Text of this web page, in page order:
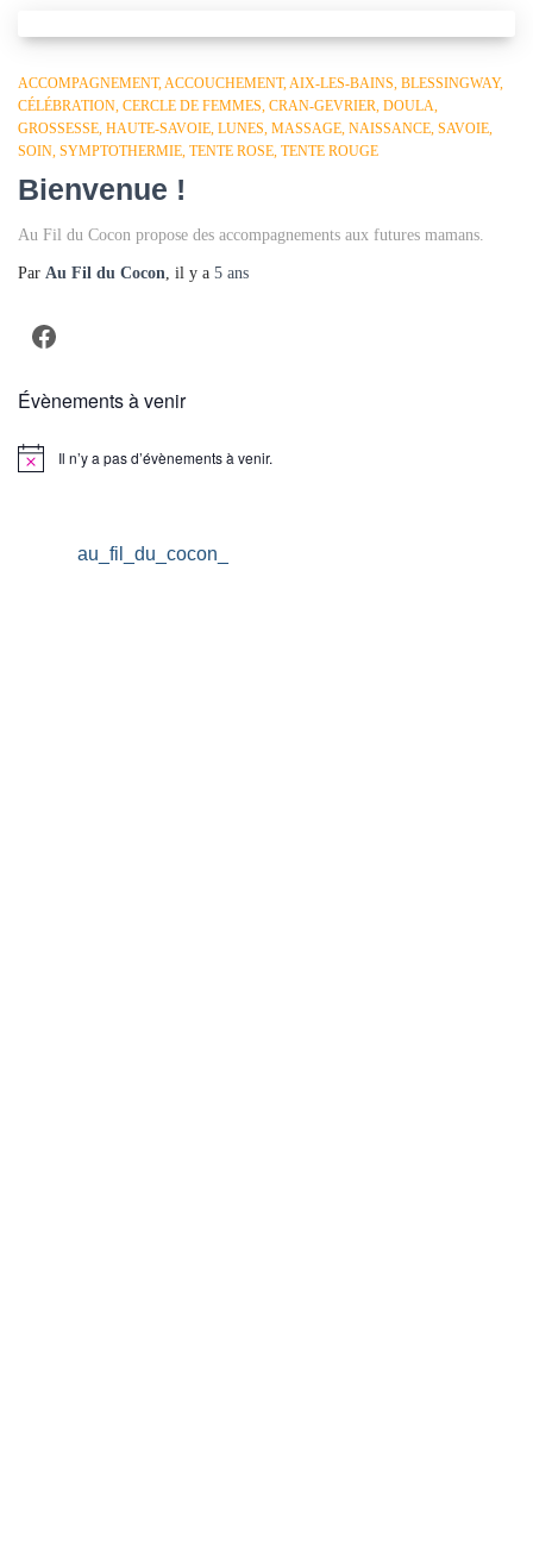
ACCOMPAGNEMENT ACCOUCHEMENT AIX-LES-BAINS BLESSINGWAY
CÉLÉBRATION CERCLE DE FEMMES CRAN-GEVRIER DOULA
GROSSESSE HAUTE-SAVOIE LUNES MASSAGE NAISSANCE SAVOIE
SOIN SYMPTOTHERMIE TENTE ROSE TENTE ROUGE
Bienvenue !
Au Fil du Cocon propose des accompagnements aux futures mamans.
Par Au Fil du Cocon, il y a 5 ans
Facebook
Évènements à venir
Notice Il n’y a pas d’évènements à venir.
au_fil_du_cocon_